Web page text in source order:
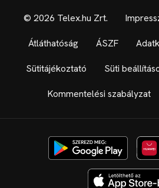
© 2026 Telex.hu Zrt.
Átláthatóság ÁSZF
Sütitájékoztató Süti
Kommentelési szabályzat